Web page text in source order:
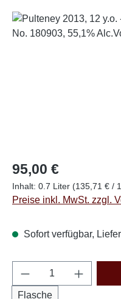
Bildergalerie
Regulärer Preis:
95,00 €
Inhalt: 0.7 Liter (135,71 € /
Preise inkl. MwSt. zzgl.
Sofort verfügbar,
Produkt Anzahl:
Flasche